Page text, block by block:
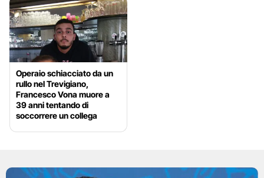
Operaio schiacciato da un
rullo nel Trevigiano,
Francesco Vona muore a
39 anni tentando di
soccorrere un collega